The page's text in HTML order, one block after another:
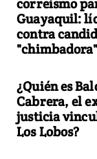
correísmo
Guayaquil:
contra
"chimbadora"
¿Quién es
Cabrera, el
justicia
Los Lobos?